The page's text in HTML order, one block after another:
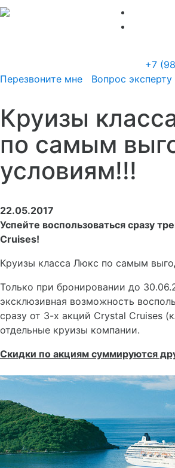
+7
Перезвоните мне
Вопрос эксперту
Круизы
по самым
условиям!!!
22.05.2017
Успейте воспользоваться сразу
Cruises!
Круизы класса Люкс по самым
Только при бронировании до
эксклюзивная возможность
сразу от 3-х акций Crystal Cruises
отдельные круизы компании.
Скидки по акциям суммируются